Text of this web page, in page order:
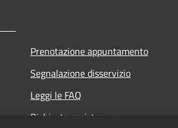
Prenotazione appuntamento
Segnalazione disservizio
Leggi le FAQ
Richiesta assistenza